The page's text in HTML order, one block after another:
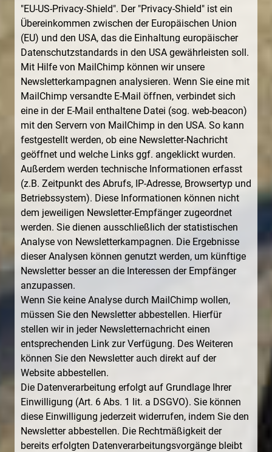
"EU-US-Privacy-Shield". Der "Privacy-Shield" ist ein
Übereinkommen zwischen der Europäischen Union
(EU) und den USA, das die Einhaltung europäischer
Datenschutzstandards in den USA gewährleisten soll.
Mit Hilfe von MailChimp können wir unsere
Newsletterkampagnen analysieren. Wenn Sie eine mit
MailChimp versandte E-Mail öffnen, verbindet sich
eine in der E-Mail enthaltene Datei (sog. web-beacon)
mit den Servern von MailChimp in den USA. So kann
festgestellt werden, ob eine Newsletter-Nachricht
geöffnet und welche Links ggf. angeklickt wurden.
Außerdem werden technische Informationen erfasst
(z.B. Zeitpunkt des Abrufs, IP-Adresse, Browsertyp und
Betriebssystem). Diese Informationen können nicht
dem jeweiligen Newsletter-Empfänger zugeordnet
werden. Sie dienen ausschließlich der statistischen
Analyse von Newsletterkampagnen. Die Ergebnisse
dieser Analysen können genutzt werden, um künftige
Newsletter besser an die Interessen der Empfänger
anzupassen.
Wenn Sie keine Analyse durch MailChimp wollen,
müssen Sie den Newsletter abbestellen. Hierfür
stellen wir in jeder Newsletternachricht einen
entsprechenden Link zur Verfügung. Des Weiteren
können Sie den Newsletter auch direkt auf der
Website abbestellen.
Die Datenverarbeitung erfolgt auf Grundlage Ihrer
Einwilligung (Art. 6 Abs. 1 lit. a DSGVO). Sie können
diese Einwilligung jederzeit widerrufen, indem Sie den
Newsletter abbestellen. Die Rechtmäßigkeit der
bereits erfolgten Datenverarbeitungsvorgänge bleibt